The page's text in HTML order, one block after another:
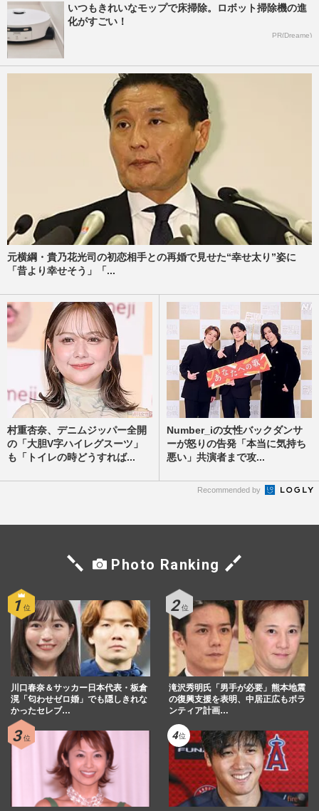
いつもきれいなモップで床掃除。ロボット掃除機の進
化がすごい！
PR(Dreame)
元横綱・貴乃花光司の初恋相手との再婚で見せた“幸せ太り”姿に
「昔より幸せそう」「...
村重杏奈、デニムジッパー全開
の「大胆V字ハイレグスーツ」
も「トイレの時どうすれば...
Number_iの女性バックダンサ
ーが怒りの告発「本当に気持ち
悪い」共演者まで攻...
Recommended by
Photo Ranking
川口春奈＆サッカー日本代表・板倉
滉「匂わせゼロ婚」でも隠しきれな
かったセレブ…
滝沢秀明氏「男手が必要」熊本地震
の復興支援を表明、中居正広もボラ
ンティア計画…